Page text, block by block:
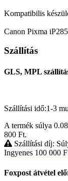
Kompatibilis
Canon Pixma
Szállítás
GLS, MPL
Szállítási idő:1-3
A termék súlya 0.08
800 Ft.
Szállítási díj:
Ingyenes 100 000
Foxpost átvétel